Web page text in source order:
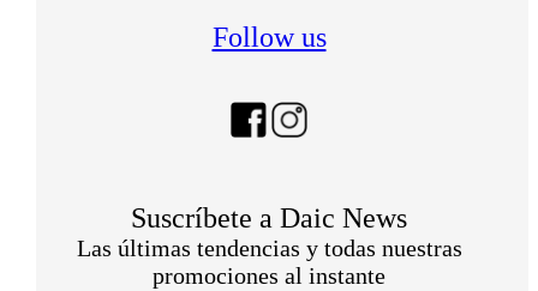
Follow us
Suscríbete a Daic News
Las últimas tendencias y todas nuestras
promociones al instante